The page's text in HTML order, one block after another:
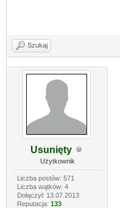
Szukaj
Usunięty
Użytkownik
Liczba postów: 571
Liczba wątków: 4
Dołączył: 13.07.2013
Reputacja: 133